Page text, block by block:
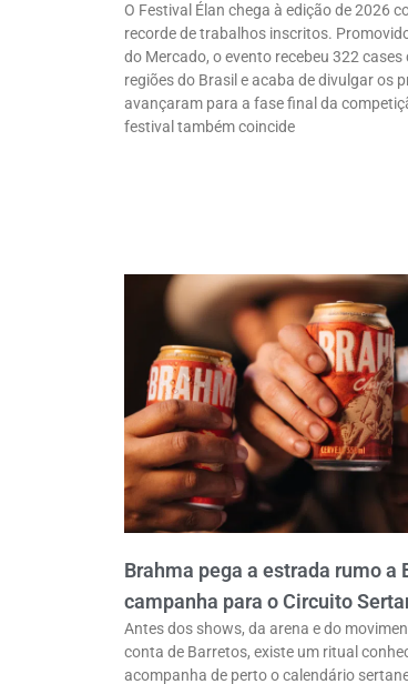
O Festival Élan chega à edição de 2026
recorde de trabalhos inscritos.
do Mercado, o evento recebeu 322 cases
regiões do Brasil e acaba de divulgar os
avançaram para a fase final da
festival também coincide
Brahma pega a estrada rumo a
campanha para o Circuito
Antes dos shows, da arena e do
conta de Barretos, existe um ritual
acompanha de perto o calendário